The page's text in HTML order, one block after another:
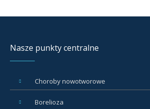
Nasze punkty centralne
Choroby nowotworowe
Borelioza